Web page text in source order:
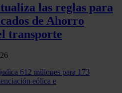
las reglas para
de Ahorro
transporte